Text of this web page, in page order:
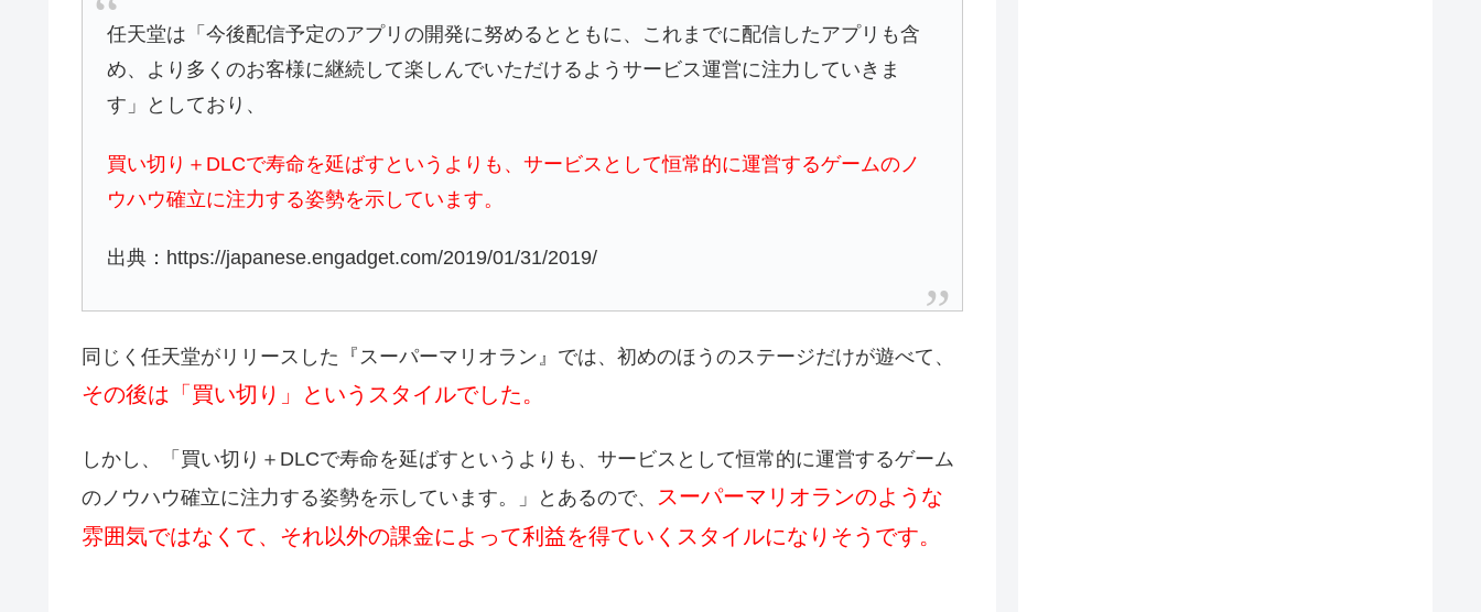
任天堂は「今後配信予定のアプリの開発に努めるとともに、これまでに配信したアプリも含
め、より多くのお客様に継続して楽しんでいただけるようサービス運営に注力していきま
す」としており、
買い切り＋DLCで寿命を延ばすというよりも、サービスとして恒常的に運営するゲームのノ
ウハウ確立に注力する姿勢を示しています。
出典：https://japanese.engadget.com/2019/01/31/2019/
同じく任天堂がリリースした『スーパーマリオラン』では、初めのほうのステージだけが遊べて、
その後は「買い切り」というスタイルでした。
しかし、「買い切り＋DLCで寿命を延ばすというよりも、サービスとして恒常的に運営するゲーム
のノウハウ確立に注力する姿勢を示しています。」とあるので、 スーパーマリオランのような
雰囲気ではなくて、それ以外の課金によって利益を得ていくスタイルになりそうです。